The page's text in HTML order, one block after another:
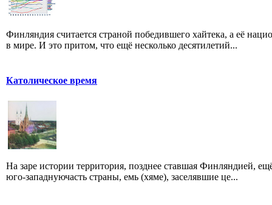
Финляндия считается страной победившего хайтека, а её
в мире. И это притом, что ещё несколько десятилетий...
Католическое время
На заре истории территория, позднее ставшая Финляндией,
юго-западнуючасть страны, емь (хяме), заселявшие це...